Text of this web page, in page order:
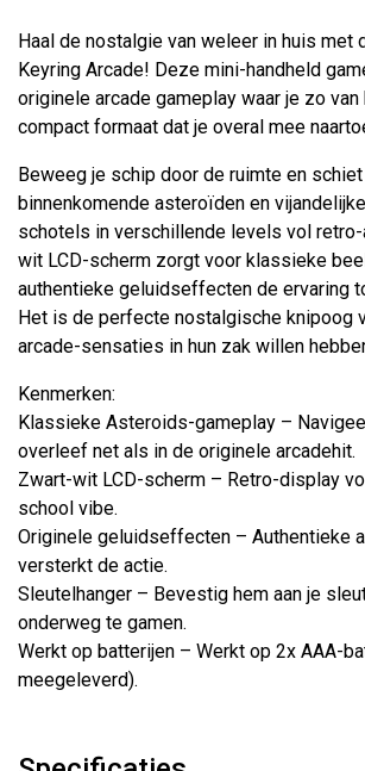
Haal de nostalgie van weleer in huis met
Keyring Arcade! Deze mini-handheld
originele arcade gameplay waar je zo van
compact formaat dat je overal mee
Beweeg je schip door de ruimte en
binnenkomende asteroïden en
schotels in verschillende levels vol
wit LCD-scherm zorgt voor klassieke
authentieke geluidseffecten de ervaring
Het is de perfecte nostalgische knipoog
arcade-sensaties in hun zak willen
Kenmerken:
Klassieke Asteroids-gameplay –
overleef net als in de originele arcadehit.
Zwart-wit LCD-scherm – Retro-display
school vibe.
Originele geluidseffecten – Authentieke
versterkt de actie.
Sleutelhanger – Bevestig hem aan je
onderweg te gamen.
Werkt op batterijen – Werkt op 2x AAA-
meegeleverd).